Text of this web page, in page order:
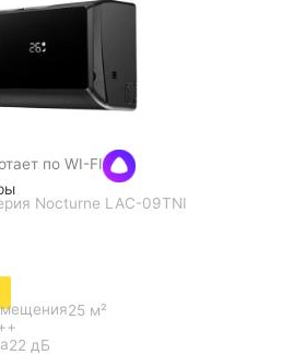
Nocturne LAC-09TNI
25 м²
22 дБ